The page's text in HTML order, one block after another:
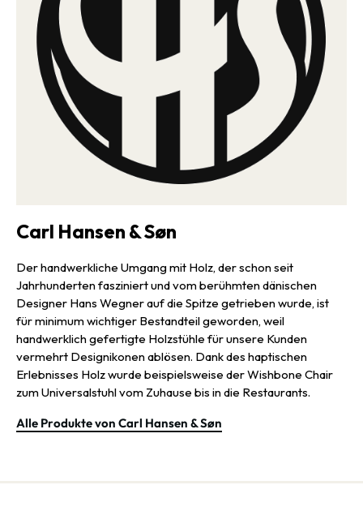
Carl Hansen & Søn
Der handwerkliche Umgang mit Holz, der schon seit
Jahrhunderten fasziniert und vom berühmten dänischen
Designer Hans Wegner auf die Spitze getrieben wurde, ist
für minimum wichtiger Bestandteil geworden, weil
handwerklich gefertigte Holzstühle für unsere Kunden
vermehrt Designikonen ablösen. Dank des haptischen
Erlebnisses Holz wurde beispielsweise der Wishbone Chair
zum Universalstuhl vom Zuhause bis in die Restaurants.
Alle Produkte von Carl Hansen & Søn